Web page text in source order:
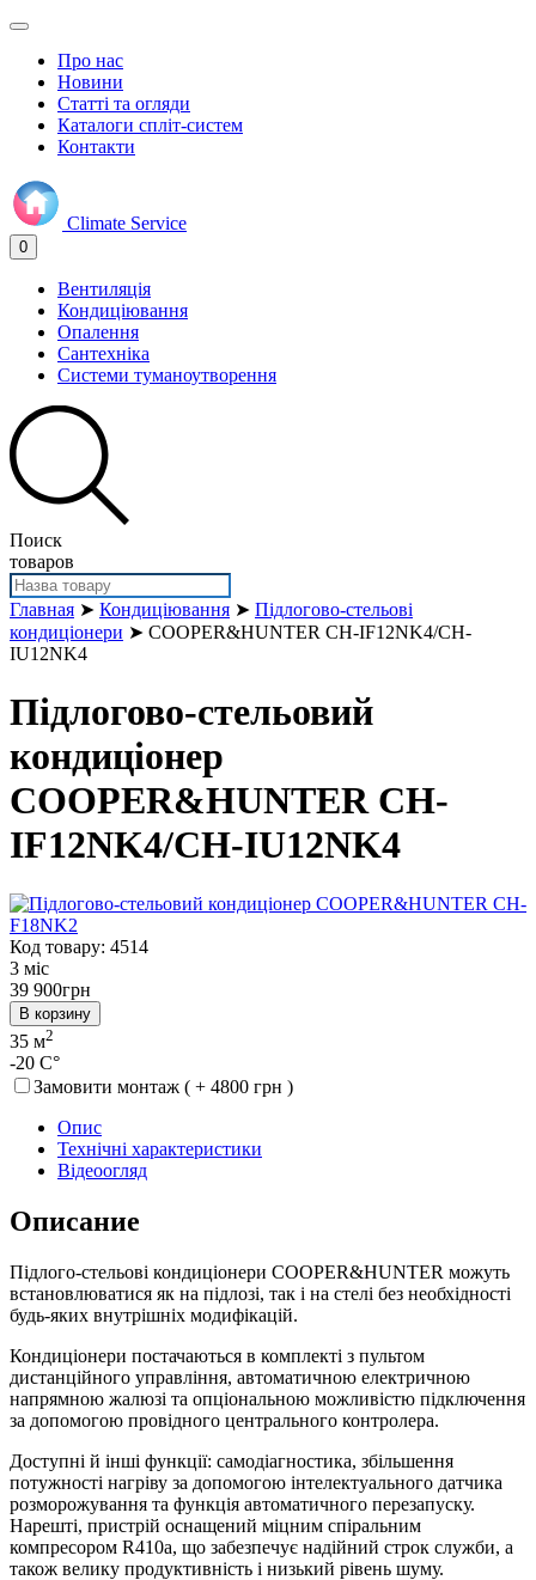
Про нас
Новини
Статті та огляди
Каталоги спліт-систем
Контакти
Climate Service
0
Вентиляція
Кондиціювання
Опалення
Сантехніка
Системи туманоутворення
Поиск
товаров
Главная ➤ Кондиціювання ➤ Підлогово-стельові
кондиціонери ➤ COOPER&HUNTER CH-IF12NK4/CH-
IU12NK4
Підлогово-стельовий
кондиціонер
COOPER&HUNTER CH-
IF12NK4/CH-IU12NK4
Код товару: 4514
3 міс
39 900грн
В корзину
35 м2
-20 C°
Замовити монтаж ( + 4800 грн )
Опис
Технічні характеристики
Відеоогляд
Описание
Підлого-стельові кондиціонери COOPER&HUNTER можуть
встановлюватися як на підлозі, так і на стелі без необхідності
будь-яких внутрішніх модифікацій.
Кондиціонери постачаються в комплекті з пультом
дистанційного управління, автоматичною електричною
напрямною жалюзі та опціональною можливістю підключення
за допомогою провідного центрального контролера.
Доступні й інші функції: самодіагностика, збільшення
потужності нагріву за допомогою інтелектуального датчика
розморожування та функція автоматичного перезапуску.
Нарешті, пристрій оснащений міцним спіральним
компресором R410a, що забезпечує надійний строк служби, а
також велику продуктивність і низький рівень шуму.